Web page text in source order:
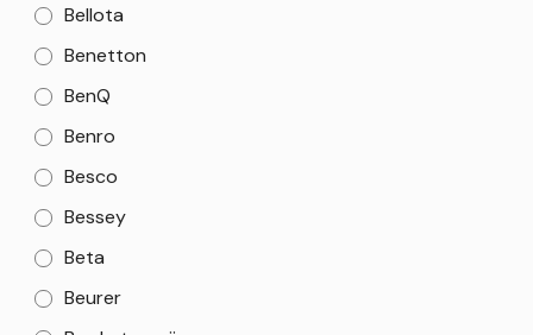
Bellota
Benetton
BenQ
Benro
Besco
Bessey
Beta
Beurer